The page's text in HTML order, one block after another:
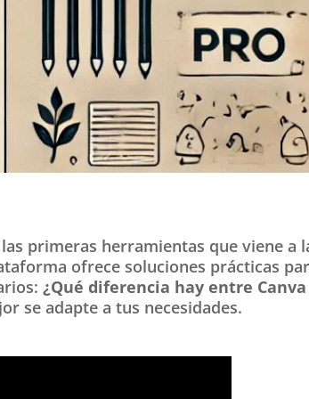
primeras herramientas que viene a
ofrece soluciones prácticas
¿Qué diferencia hay entre
se adapte a tus necesidades.